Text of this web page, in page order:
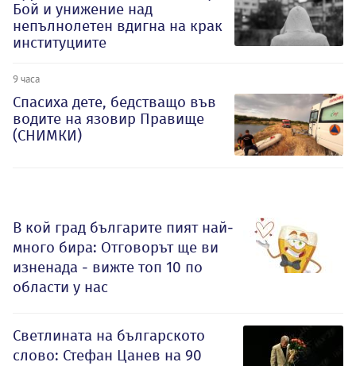
Бой и унижение над
непълнолетен вдигна на крак
институциите
9 часа
Спасиха дете, бедстващо във
водите на язовир Правище
(СНИМКИ)
В кой град българите пият най-
много бира: Отговорът ще ви
изненада - вижте топ 10 по
области у нас
Светлината на българското
слово: Стефан Цанев на 90